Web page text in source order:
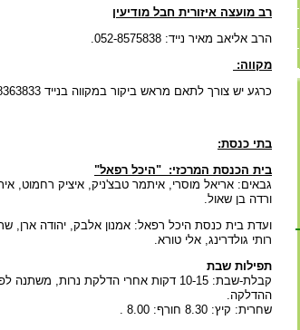
רב מועצה איזורית חבל מודיעין
הרב אליאב מאיר נייד: 052-8575838.
מקווה:
כרגע יש צורך לתאם מראש ביקור במקווה בנייד 0528363833
בתי כנסת:
בית הכנסת המרכזי: "היכל רפאל"
גבאים: אריאל מוסרי, איתמר טבצ'ניק, איציק רחמוט,
ורדה בן שאול.
ועדת בית כנסת היכל רפאל: אמנון אלבק, יהודה ארן,
רותי גולדרינג, אלי טורא.
תפילות שבת
קבלת-שבת: 10-15 דקות אחרי הדלקת נרות, משתנה
ההדלקה.
שחרית: קיץ: 8.30 חורף: 8.00 .